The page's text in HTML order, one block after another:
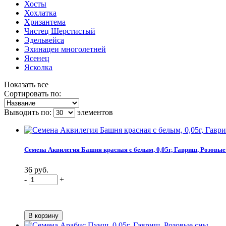
Хосты
Хохлатка
Хризантема
Чистец Шерстистый
Эдельвейса
Эхинацеи многолетней
Ясенец
Ясколка
Показать все
Сортировать по:
Выводить по: элементов
Семена Аквилегия Башня красная с белым, 0,05г, Гавриш,
36 руб.
-
+